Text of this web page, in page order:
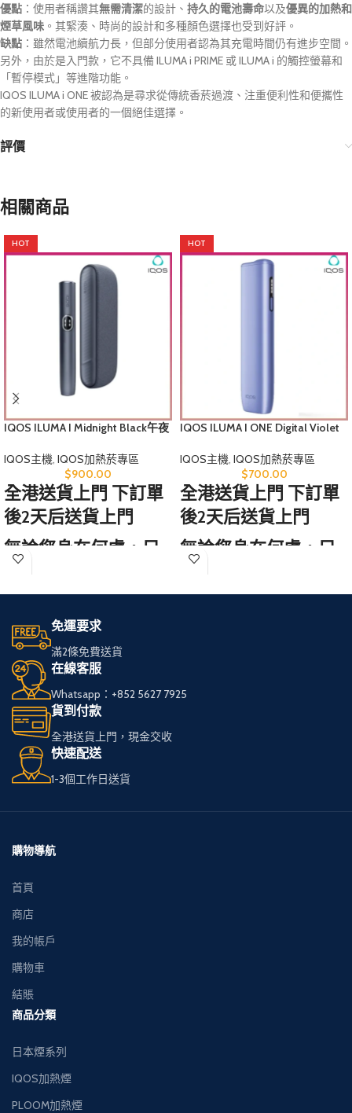
優點 ：使用者稱讚其無需清潔的設計、 持久的電池壽命以及優異的加熱和
煙草風味 。其緊湊、時尚的設計和多種顏色選擇也受到好評。
缺點 ：雖然電池續航力長，但部分使用者認為其充電時間仍有進步空間。
另外，由於是入門款，它不具備 ILUMA i PRIME 或 ILUMA i 的觸控螢幕和
「暫停模式」等進階功能。
IQOS ILUMA i ONE 被認為是尋求從傳統香菸過渡、注重便利性和便攜性
的新使用者或使用者的一個絕佳選擇。
評價
相關商品
HOT
IQOS ILUMA I Midnight Black午夜
IQOS主機, IQOS加熱菸專區
$900.00
全港送貨上門 下訂單
後2天后送貨上門
無論您身在何處，只
煙。
我們服務全港，送貨
快速可靠，
讓您享受高品質私
煙。
多種品牌和款式供您
交收，貨到付款。
HOT
IQOS ILUMA I ONE Digital Violet
IQOS主機, IQOS加熱菸專區
$700.00
全港送貨上門 下訂單
後2天后送貨上門
無論您身在何處，只
免運要求
滿2條免費送貨
在線客服
Whatsapp：+852 5627 7925
貨到付款
全港送貨上門，現金交收
快速配送
1-3個工作日送貨
購物導航
首頁
商店
我的帳戶
購物車
結賬
商品分類
日本煙系列
IQOS加熱煙
PLOOM加熱煙